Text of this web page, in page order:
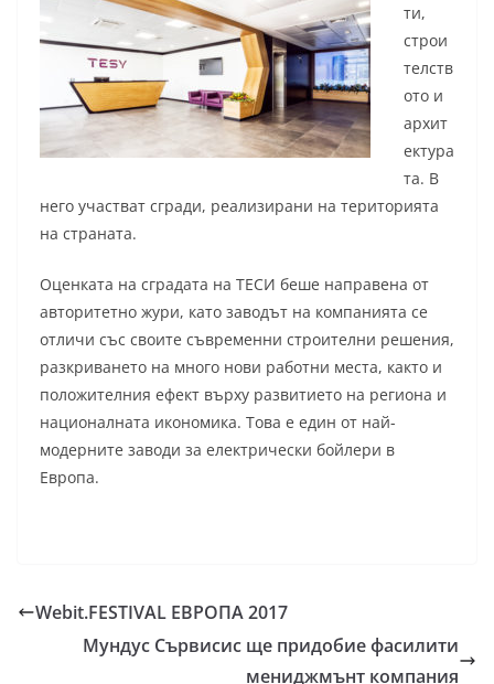
ти,
строи
телств
ото и
архит
ектура
та. В
него участват сгради, реализирани на територията
на страната.
Оценката на сградата на ТЕСИ беше направена от
авторитетно жури, като заводът на компанията се
отличи със своите съвременни строителни решения,
разкриването на много нови работни места, както и
положителния ефект върху развитието на региона и
националната икономика. Това е един от най-
модерните заводи за електрически бойлери в
Европа.
Webit.FESTIVAL ЕВРОПА 2017
Мундус Сървисис ще придобие фасилити
мениджмънт компания